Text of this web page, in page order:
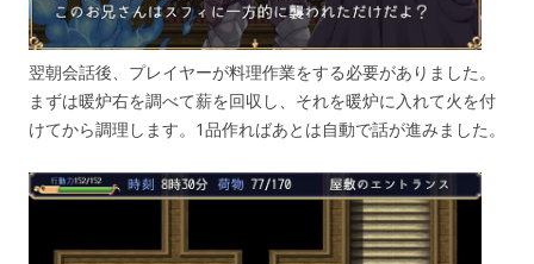
翌朝会話後、プレイヤーが料理作業をする必要がありました。
まずは暖炉右を調べて薪を回収し、それを暖炉に入れて火を付
けてから調理します。1品作ればあとは自動で話が進みました。